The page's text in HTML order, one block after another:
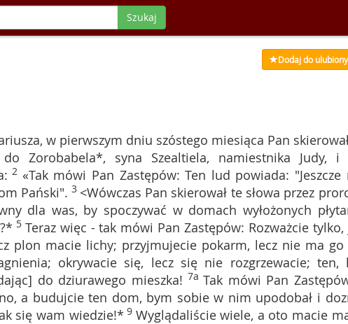
Szukaj
Dodaj do
w pierwszym dniu szóstego miesiąca Pan
do Zorobabela*, syna Szealtiela, namiestnika Judy, i
2 «Tak mówi Pan Zastępów: Ten lud powiada: "Jeszcze
Pański". 3 <Wówczas Pan skierował te słowa przez
dla was, by spoczywać w domach wyłożonych
5 Teraz więc - tak mówi Pan Zastępów: Rozważcie tylko,
plon macie lichy; przyjmujecie pokarm, lecz nie ma
okrywacie się, lecz się nie rozgrzewacie; ten,
do dziurawego mieszka! 7aTak mówi Pan
a budujcie ten dom, bym sobie w nim upodobał i
się wam wiedzie!* 9 Wyglądaliście wiele, a oto macie